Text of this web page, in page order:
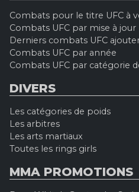
Combats pour le titre UFC à
Combats UFC par mise à jour
Derniers combats UFC
Combats UFC par année
Combats UFC par catégorie
DIVERS
Les catégories de poids
Les arbitres
Les arts martiaux
Toutes les rings girls
MMA PROMOTIONS